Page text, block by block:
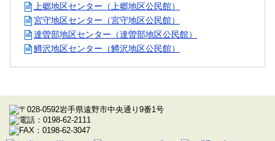
上郷地区センター（上郷地区公民館）
宮守地区センター（宮守地区公民館）
達曽部地区センター（達曽部地区公民館）
鱒沢地区センター（鱒沢地区公民館）